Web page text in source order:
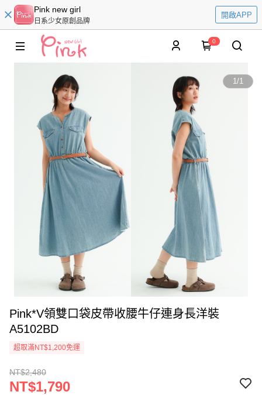
Pink new girl
日系少女原創品牌
開啟APP
0
1/1
Pink*V領雙口袋皮帶收腰牛仔連身長洋裝
A5102BD
超取滿NT$1,200免運
NT$2,480
NT$1,790